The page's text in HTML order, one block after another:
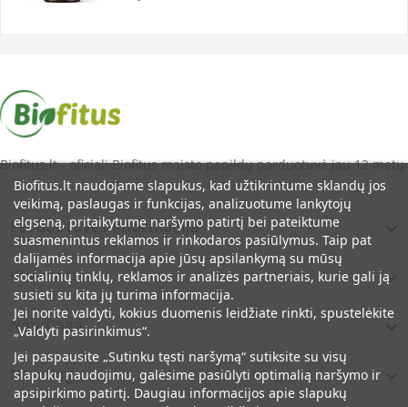
Biofitus.lt - oficiali Biofitus maisto papildų parduotuvė jau 12 metų.
Parduotuvės Informacija
Klientams 
Naudinga
Naudinga
Biofitus.lt naudojame slapukus, kad užtikrintume sklandų jos
veikimą, paslaugas ir funkcijas, analizuotume lankytojų
elgseną, pritaikytume naršymo patirtį bei pateiktume
suasmenintus reklamos ir rinkodaros pasiūlymus. Taip pat
dalijamės informacija apie jūsų apsilankymą su mūsų
socialinių tinklų, reklamos ir analizės partneriais, kurie gali ją
susieti su kita jų turima informacija.
Jei norite valdyti, kokius duomenis leidžiate rinkti, spustelėkite
„Valdyti pasirinkimus“.
Jei paspausite „Sutinku tęsti naršymą“ sutiksite su visų
slapukų naudojimu, galėsime pasiūlyti optimalią naršymo ir
apsipirkimo patirtį. Daugiau informacijos apie slapukų